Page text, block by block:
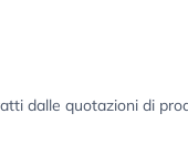
dalle quotazioni di